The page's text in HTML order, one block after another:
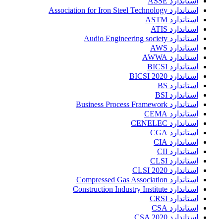
استاندارد Association for Iron Steel Technology
استاندارد ASTM
استاندارد ATIS
استاندارد Audio Engineering society
استاندارد AWS
استاندارد AWWA
استاندارد BICSI
استاندارد BICSI 2020
استاندارد BS
استاندارد BSI
استاندارد Business Process Framework
استاندارد CEMA
استاندارد CENELEC
استاندارد CGA
استاندارد CIA
استاندارد CII
استاندارد CLSI
استاندارد CLSI 2020
استاندارد Compressed Gas Association
استاندارد Construction Industry Institute
استاندارد CRSI
استاندارد CSA
استاندارد CSA 2020